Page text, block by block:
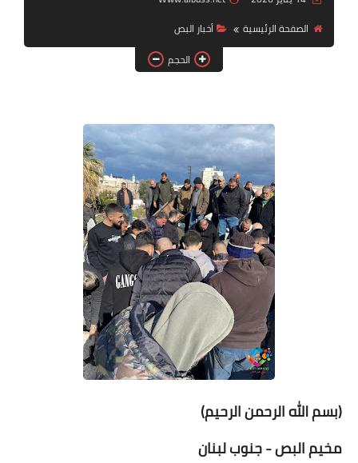
الصفحة الرئيسية
أخبار ‏البص
الحجم
(بسم الله الرحمن الرحيم)
مخيم البص - جنوب لبنان